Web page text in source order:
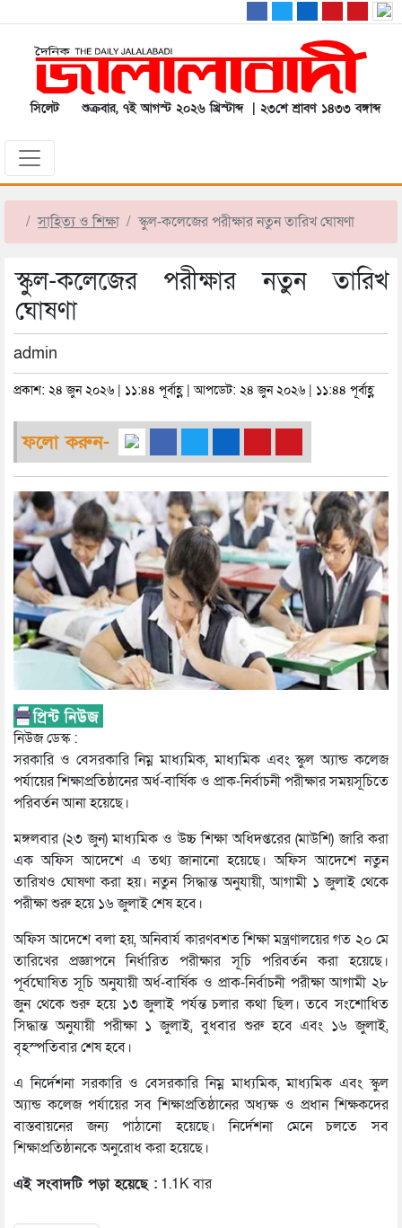
সিলেট শুক্রবার, ৭ই আগস্ট ২০২৬ খ্রিস্টাব্দ | ২৩শে শ্রাবণ ১৪৩৩ বঙ্গাব্দ
সাহিত্য ও শিক্ষা স্কুল-কলেজের পরীক্ষার নতুন তারিখ ঘোষণা
স্কুল-কলেজের পরীক্ষার নতুন তারিখ
ঘোষণা
admin
প্রকাশ: ২৪ জুন ২০২৬ | ১১:৪৪ পূর্বাহ্ণ | আপডেট: ২৪ জুন ২০২৬ | ১১:৪৪ পূর্বাহ্ণ
ফলো করুন-
নিউজ ডেস্ক :
সরকারি ও বেসরকারি নিম্ন মাধ্যমিক, মাধ্যমিক এবং স্কুল অ্যান্ড কলেজ
পর্যায়ের শিক্ষাপ্রতিষ্ঠানের অর্ধ-বার্ষিক ও প্রাক-নির্বাচনী পরীক্ষার সময়সূচিতে
পরিবর্তন আনা হয়েছে।
মঙ্গলবার (২৩ জুন) মাধ্যমিক ও উচ্চ শিক্ষা অধিদপ্তরের (মাউশি) জারি করা
এক অফিস আদেশে এ তথ্য জানানো হয়েছে। অফিস আদেশে নতুন
তারিখও ঘোষণা করা হয়। নতুন সিদ্ধান্ত অনুযায়ী, আগামী ১ জুলাই থেকে
পরীক্ষা শুরু হয়ে ১৬ জুলাই শেষ হবে।
অফিস আদেশে বলা হয়, অনিবার্য কারণবশত শিক্ষা মন্ত্রণালয়ের গত ২০ মে
তারিখের প্রজ্ঞাপনে নির্ধারিত পরীক্ষার সূচি পরিবর্তন করা হয়েছে।
পূর্বঘোষিত সূচি অনুযায়ী অর্ধ-বার্ষিক ও প্রাক-নির্বাচনী পরীক্ষা আগামী ২৮
জুন থেকে শুরু হয়ে ১৩ জুলাই পর্যন্ত চলার কথা ছিল। তবে সংশোধিত
সিদ্ধান্ত অনুযায়ী পরীক্ষা ১ জুলাই, বুধবার শুরু হবে এবং ১৬ জুলাই,
বৃহস্পতিবার শেষ হবে।
এ নির্দেশনা সরকারি ও বেসরকারি নিম্ন মাধ্যমিক, মাধ্যমিক এবং স্কুল
অ্যান্ড কলেজ পর্যায়ের সব শিক্ষাপ্রতিষ্ঠানের অধ্যক্ষ ও প্রধান শিক্ষকদের
বাস্তবায়নের জন্য পাঠানো হয়েছে। নির্দেশনা মেনে চলতে সব
শিক্ষাপ্রতিষ্ঠানকে অনুরোধ করা হয়েছে।
এই সংবাদটি পড়া হয়েছে : 1.1K বার